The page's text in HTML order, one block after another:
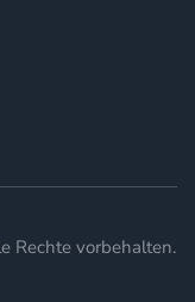
Rechte vorbehalten.